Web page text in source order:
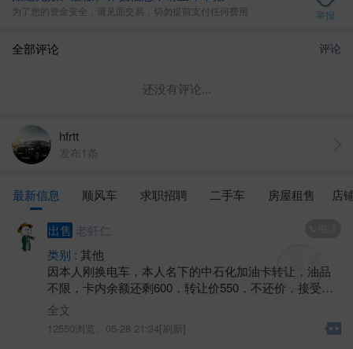
为了您的资金安全，请见面交易，切勿提前支付任何费用 举报
全部评论 评论
还没有评论...
hfrtt
发布1条
最新信息 顺风车 求职招聘 二手车 房屋租售 店
出售 老虾仁
类别 : 其他
因本人刚换电车，本人名下的中石化加油卡转让，油品
不限，卡内余额还剩600，转让价550，不还价，接受金
坛城区范围内任何中石化加油站当场交易，最好一次性
用完！
全文
12550浏览、 05-28 21:34[刷新]